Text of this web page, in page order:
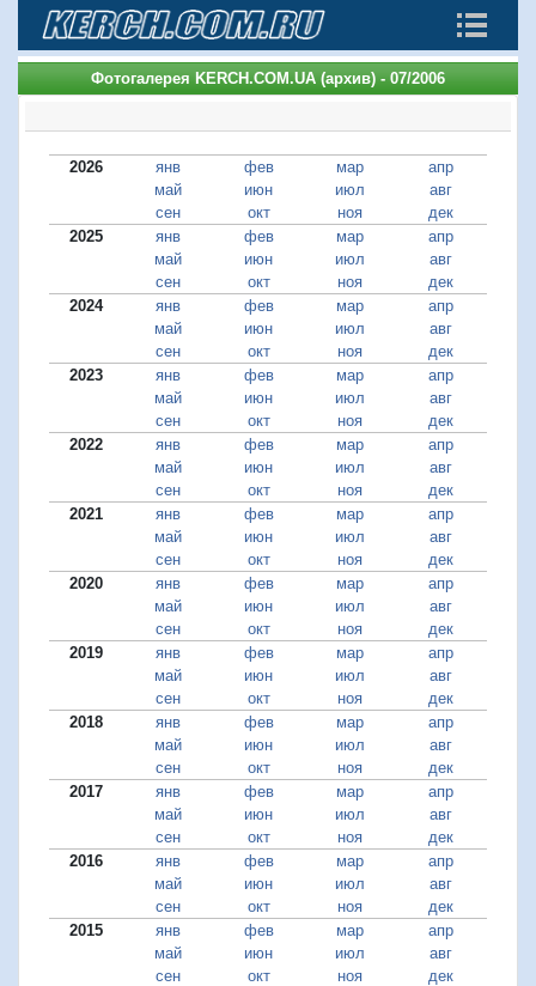
Фотогалерея KERCH.COM.UA (архив) - 07/2006
2026 янв фев мар
апр
май
июн июл
авг
сен
окт ноя
дек
2025
янв фев мар
апр
май
июн июл
авг
сен
окт ноя
дек
2024
янв фев мар
апр
май
июн июл
авг
сен
окт ноя
дек
2023
янв фев мар
апр
май
июн июл
авг
сен
окт ноя
дек
2022
янв фев мар
апр
май
июн июл
авг
сен
окт ноя
дек
2021
янв фев мар
апр
май
июн июл
авг
сен
окт ноя
дек
2020
янв фев мар
апр
май
июн июл
авг
сен
окт ноя
дек
2019
янв фев мар
апр
май
июн июл
авг
сен
окт ноя
дек
2018
янв фев мар
апр
май
июн июл
авг
сен
окт ноя
дек
2017
янв фев мар
апр
май
июн июл
авг
сен
окт ноя
дек
2016
янв фев мар
апр
май
июн июл
авг
сен
окт ноя
дек
2015
янв фев мар
апр
май
июн июл
авг
сен
окт ноя
дек